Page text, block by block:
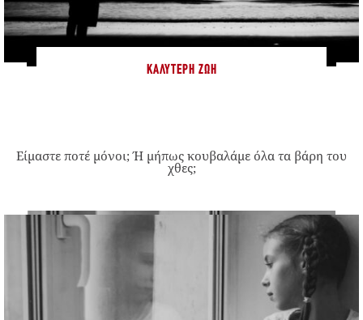
ΚΑΛΎΤΕΡΗ ΖΩΉ
Είμαστε ποτέ μόνοι; Ή μήπως κουβαλάμε όλα τα βάρη του
χθες;